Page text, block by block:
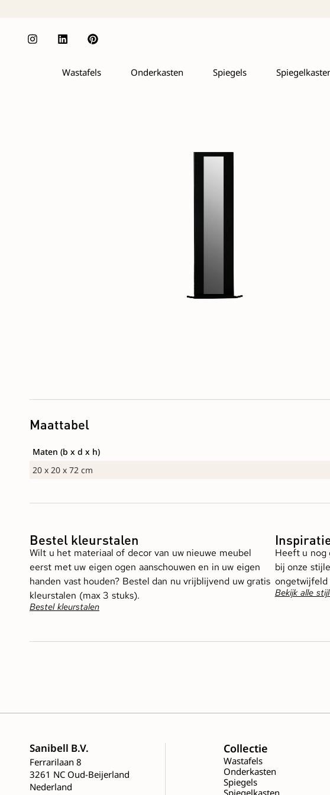
Wastafels Onderkasten Spiegels
Maattabel
Maten (b x d x h)
20 x 20 x 72 cm
Bestel kleurstalen
Wilt u het materiaal of decor van uw nieuwe meubel
eerst met uw eigen ogen aanschouwen en in uw eigen
handen vast houden? Bestel dan nu vrijblijvend uw gratis
kleurstalen (max 3 stuks).
Bestel kleurstalen
Heeft u nog
bij onze
ongetwijfeld
Bekijk alle
Sanibell B.V.
Ferrarilaan 8
3261 NC Oud-Beijerland
Nederland
Collectie
Wastafels
Onderkasten
Spiegels
Spiegelkasten